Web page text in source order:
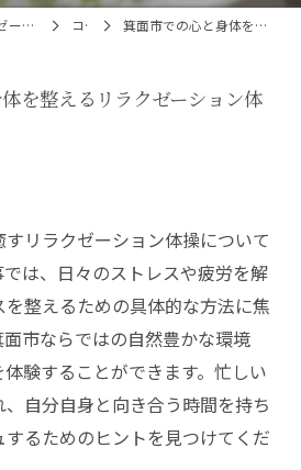
大阪府箕面市のリラクゼーションならMama Smile(ママスマイル) コラム 箕面市での心と身体を整えるリラクゼーション体操の魅力
を整えるリラクゼーション体
リラクゼーション体操について
は、日々のストレスや疲労を解
整えるための具体的な方法に焦
市ならではの自然豊かな環境
験することができます。忙しい
自分自身と向き合う時間を持ち
るためのヒントを見つけてくだ